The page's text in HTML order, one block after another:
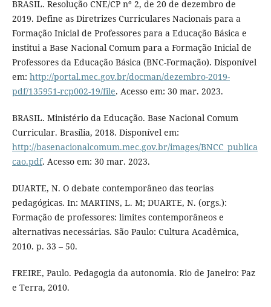
BRASIL. Resolução CNE/CP nº 2, de 20 de dezembro de
2019. Define as Diretrizes Curriculares Nacionais para a
Formação Inicial de Professores para a Educação Básica e
institui a Base Nacional Comum para a Formação Inicial de
Professores da Educação Básica (BNC-Formação). Disponível
em: http://portal.mec.gov.br/docman/dezembro-2019-
pdf/135951-rcp002-19/file. Acesso em: 30 mar. 2023.
BRASIL. Ministério da Educação. Base Nacional Comum
Curricular. Brasília, 2018. Disponível em:
http://basenacionalcomum.mec.gov.br/images/BNCC_publica
cao.pdf. Acesso em: 30 mar. 2023.
DUARTE, N. O debate contemporâneo das teorias
pedagógicas. In: MARTINS, L. M; DUARTE, N. (orgs.):
Formação de professores: limites contemporâneos e
alternativas necessárias. São Paulo: Cultura Acadêmica,
2010. p. 33 – 50.
FREIRE, Paulo. Pedagogia da autonomia. Rio de Janeiro: Paz
e Terra, 2010.